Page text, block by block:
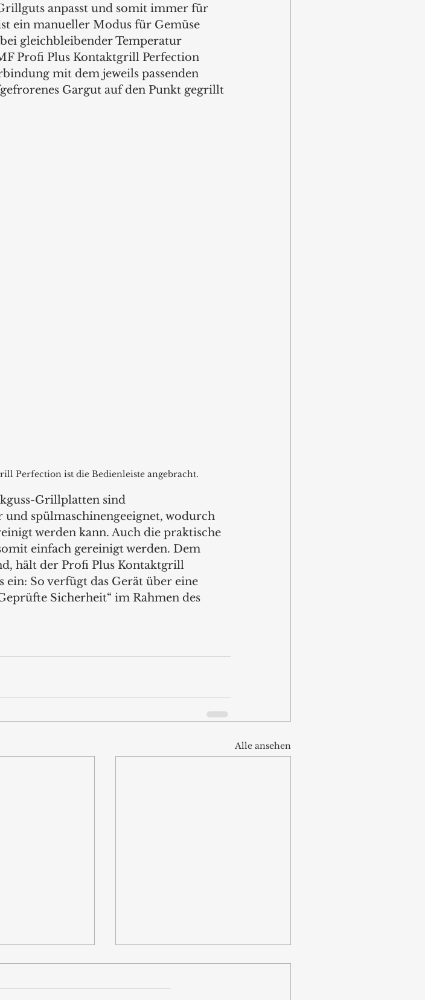
anpasst und somit immer für
ein manueller Modus für Gemüse
gleichbleibender Temperatur
Profi Plus Kontaktgrill Perfection
mit dem jeweils passenden
Gargut auf den Punkt gegrillt
Perfection ist die Bedienleiste angebracht.
Grillplatten sind
spülmaschinengeeignet, wodurch
werden kann. Auch die praktische
einfach gereinigt werden. Dem
hält der Profi Plus Kontaktgrill
ein: So verfügt das Gerät über eine
Sicherheit“ im Rahmen des
Alle ansehen